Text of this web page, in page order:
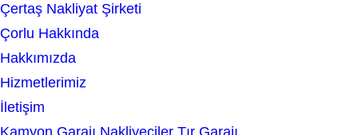
r
c
h
Çertaş Nakliyat Şirketi
Çorlu Hakkında
Hakkımızda
Hizmetlerimiz
İletişim
Kamyon Garajı Nakliyeciler Tır Garajı